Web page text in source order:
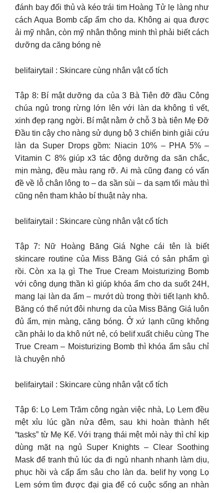
đánh bay đối thủ và kéo trái tim Hoàng Tử lẹ làng như
cách Aqua Bomb cấp ẩm cho da. Không ai qua được
ải mỹ nhân, còn mỹ nhân thông minh thì phải biết cách
dưỡng da căng bóng nè
belifairytail : Skincare cùng nhân vật cổ tích
Tập 8: Bí mật dưỡng da của 3 Bà Tiên đỡ đầu Công
chúa ngủ trong rừng lớn lên với làn da không tì vết,
xinh đẹp rạng ngời. Bí mật nằm ở chỗ 3 bà tiên Mẹ Đỡ
Đầu tin cậy cho nàng sử dụng bộ 3 chiến binh giải cứu
làn da Super Drops gồm: Niacin 10% – PHA 5% –
Vitamin C 8% giúp x3 tác động dưỡng da săn chắc,
mịn màng, đều màu rạng rỡ. Ai mà cũng đang có vấn
đề về lỗ chân lông to – da sần sùi – da sạm tối màu thì
cũng nên tham khảo bí thuật này nha.
belifairytail : Skincare cùng nhân vật cổ tích
Tập 7: Nữ Hoàng Băng Giá Nghe cái tên là biết
skincare routine của Miss Băng Giá có sản phẩm gì
rồi. Còn xa lạ gì The True Cream Moisturizing Bomb
với công dụng thần kì giúp khóa ẩm cho da suốt 24H,
mang lại làn da ẩm – mướt dù trong thời tiết lạnh khô.
Băng có thể nứt đôi nhưng da của Miss Băng Giá luôn
đủ ẩm, mịn màng, căng bóng. Ở xứ lạnh cũng không
cần phải lo da khô nứt nẻ, có belif xuất chiêu cùng The
True Cream – Moisturizing Bomb thì khóa ẩm sâu chỉ
là chuyện nhỏ
belifairytail : Skincare cùng nhân vật cổ tích
Tập 6: Lọ Lem Trăm công ngàn việc nhà, Lọ Lem đều
mệt xỉu lúc gần nửa đêm, sau khi hoàn thành hết
“tasks” từ Mẹ Kế. Với trạng thái mệt mỏi này thì chỉ kịp
dùng mặt nạ ngủ Super Knights – Clear Soothing
Mask để tranh thủ lúc da đi ngủ nhanh nhanh làm dịu,
phục hồi và cấp ẩm sâu cho làn da. belif hy vọng Lọ
Lem sớm tìm được đại gia để có cuộc sống an nhàn